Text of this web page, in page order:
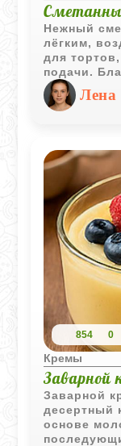
Нежный
лёгким,
для
подачи.
хорошо
вкус Лена
854 0
Кремы
Заварной
Заварной
десертный
основе